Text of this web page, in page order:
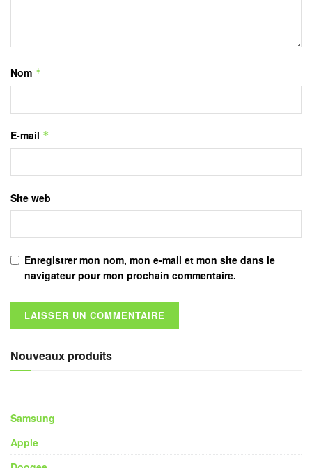
Nom *
E-mail *
Site web
Enregistrer mon nom, mon e-mail et mon site dans le
navigateur pour mon prochain commentaire.
Nouveaux produits
Samsung
Apple